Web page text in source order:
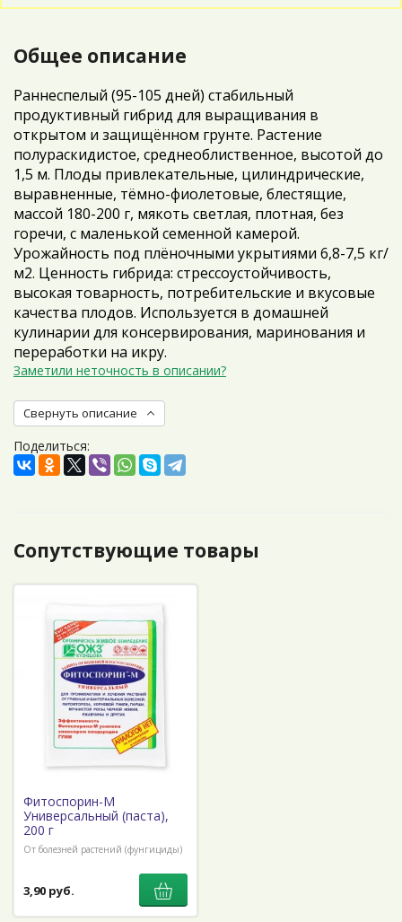
Общее описание
Раннеспелый (95-105 дней) стабильный
продуктивный гибрид для выращивания в
открытом и защищённом грунте. Растение
полураскидистое, среднеоблиственное, высотой до
1,5 м. Плоды привлекательные, цилиндрические,
выравненные, тёмно-фиолетовые, блестящие,
массой 180-200 г, мякоть светлая, плотная, без
горечи, с маленькой семенной камерой.
Урожайность под плёночными укрытиями 6,8-7,5 кг/
м2. Ценность гибрида: стрессоустойчивость,
высокая товарность, потребительские и вкусовые
качества плодов. Используется в домашней
кулинарии для консервирования, маринования и
переработки на икру.
Заметили неточность в описании?
Свернуть описание
Поделиться:
Сопутствующие товары
Фитоспорин-М
Универсальный (паста),
200 г
От болезней растений (фунгициды)
3,90 руб.